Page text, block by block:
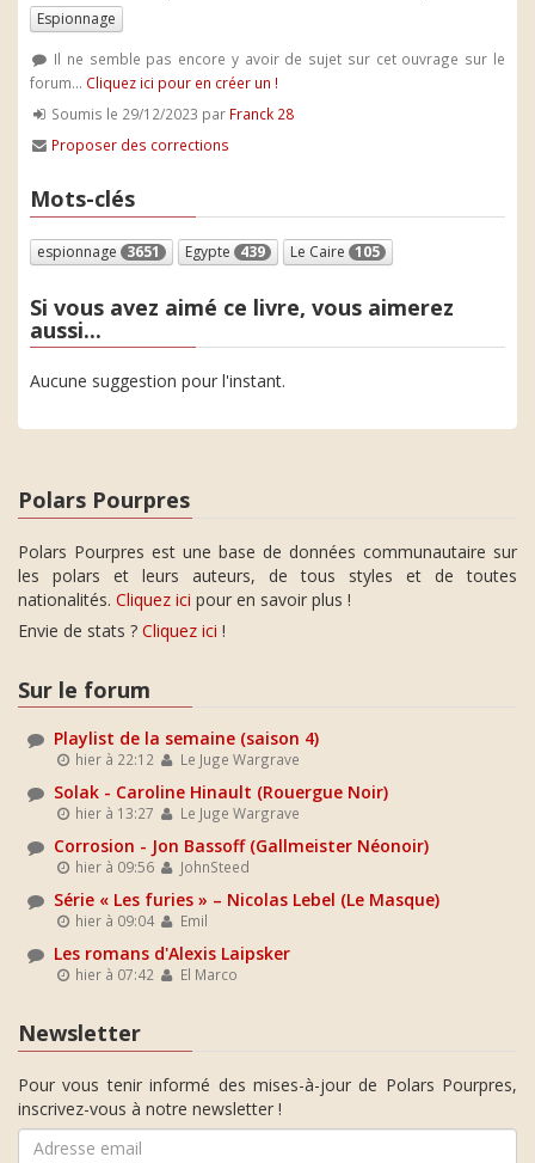
Espionnage
Il ne semble pas encore y avoir de sujet sur cet ouvrage sur le
forum... Cliquez ici pour en créer un !
Soumis le 29/12/2023 par Franck 28
Proposer des corrections
Mots-clés
espionnage 3651 Egypte 439 Le Caire 105
Si vous avez aimé ce livre, vous aimerez
aussi...
Aucune suggestion pour l'instant.
Polars Pourpres
Polars Pourpres est une base de données communautaire sur
les polars et leurs auteurs, de tous styles et de toutes
nationalités. Cliquez ici pour en savoir plus !
Envie de stats ? Cliquez ici !
Sur le forum
Playlist de la semaine (saison 4)
hier à 22:12 Le Juge Wargrave
Solak - Caroline Hinault (Rouergue Noir)
hier à 13:27 Le Juge Wargrave
Corrosion - Jon Bassoff (Gallmeister Néonoir)
hier à 09:56 JohnSteed
Série « Les furies » – Nicolas Lebel (Le Masque)
hier à 09:04 Emil
Les romans d'Alexis Laipsker
hier à 07:42 El Marco
Newsletter
Pour vous tenir informé des mises-à-jour de Polars Pourpres,
inscrivez-vous à notre newsletter !